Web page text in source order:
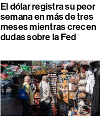
El dólar registra su peor
semana en más de tres
meses mientras crecen
dudas sobre la Fed